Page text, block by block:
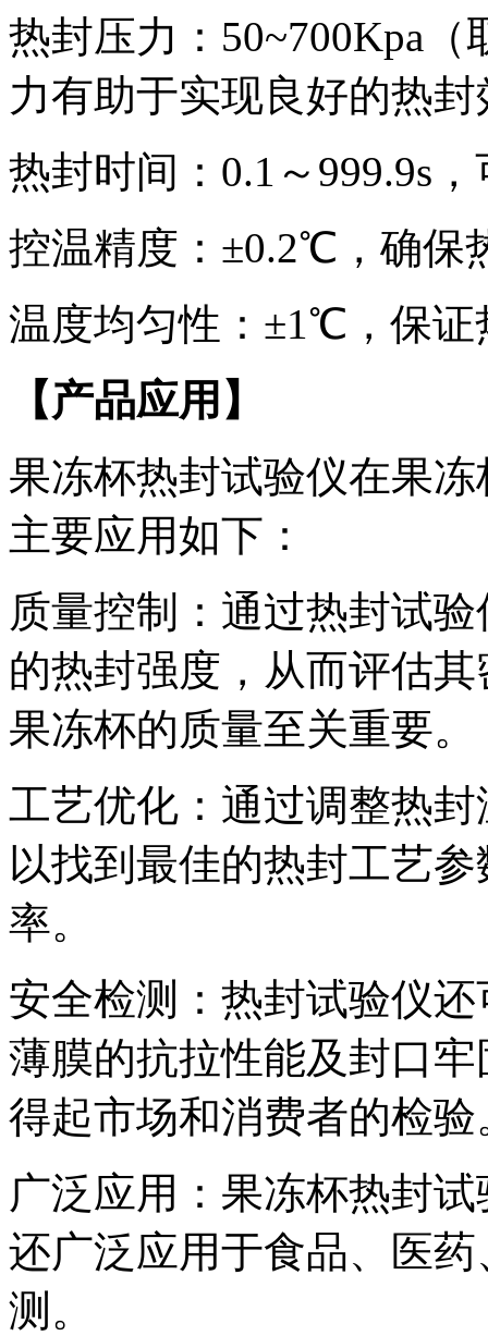
热封压力：50~700Kpa
力有助于实现良好的热
热封时间：0.1～999.9s
控温精度：±0.2℃，确保
温度均匀性：±1℃，保证
【产品应用】
果冻杯热封试验仪在果
主要应用如下：
质量控制：通过热封试
的热封强度，从而评估
果冻杯的质量至关重要。
工艺优化：通过调整热
以找到最佳的热封工艺
率。
安全检测：热封试验仪
薄膜的抗拉性能及封口
得起市场和消费者的检验
广泛应用：果冻杯热封
还广泛应用于食品、医
测。